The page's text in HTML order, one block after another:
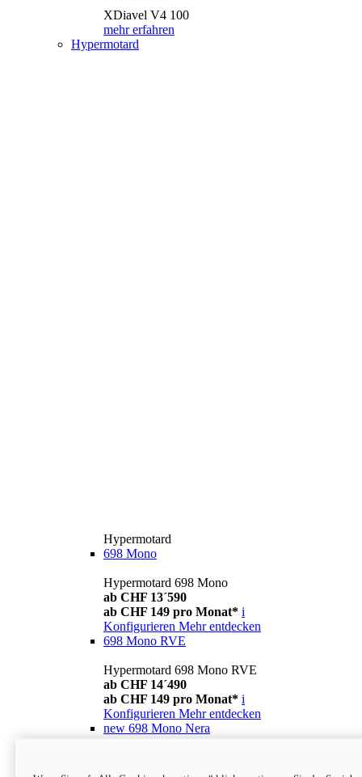
XDiavel V4 100
mehr erfahren
Hypermotard
Hypermotard
698 Mono
Hypermotard 698 Mono
ab CHF 13´590
ab CHF 149 pro Monat* i
Konfigurieren Mehr entdecken
698 Mono RVE
Hypermotard 698 Mono RVE
ab CHF 14´490
ab CHF 149 pro Monat* i
Konfigurieren Mehr entdecken
new 698 Mono Nera
ab CHF 13´990